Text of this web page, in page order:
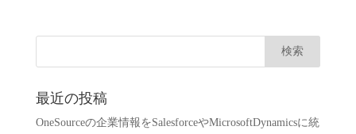
最近の投稿
OneSourceの企業情報をSalesforceやMicrosoftDynamicsに統